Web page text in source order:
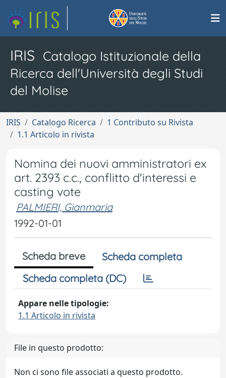
IRIS Catalogo Istituzionale della
Ricerca dell'Università degli Studi
del Molise
IRIS Catalogo Ricerca
1 Contributo su Rivista
1.1 Articolo in rivista
Nomina dei nuovi amministratori ex
art. 2393 c.c., conflitto d'interessi e
casting vote
PALMIERI, Gianmaria
1992-01-01
Scheda breve
Scheda completa
Scheda completa (DC)
Appare nelle tipologie:
1.1 Articolo in rivista
File in questo prodotto:
Non ci sono file associati a questo prodotto.